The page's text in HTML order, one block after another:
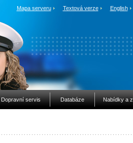
Mapa serveru Textová verze English
Dopravní servis Databáze Nabídky a